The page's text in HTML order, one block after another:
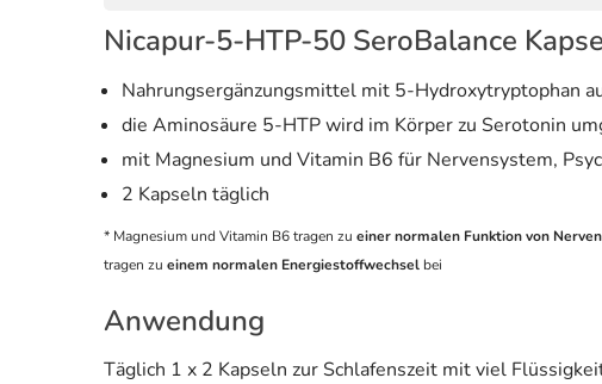
Nicapur-5-HTP-50 SeroBalance
Nahrungsergänzungsmittel mit 5-Hydroxytryptophan
die Aminosäure 5-HTP wird im Körper zu Serotonin
mit Magnesium und Vitamin B6 für Nervensystem,
2 Kapseln täglich
* Magnesium und Vitamin B6 tragen zu einer normalen Funktion von
tragen zu einem normalen Energiestoffwechsel bei
Anwendung
Täglich 1 x 2 Kapseln zur Schlafenszeit mit viel